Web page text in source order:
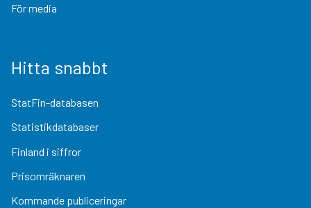
För media
Hitta snabbt
StatFin-databasen
Statistikdatabaser
Finland i siffror
Prisomräknaren
Kommande publiceringar